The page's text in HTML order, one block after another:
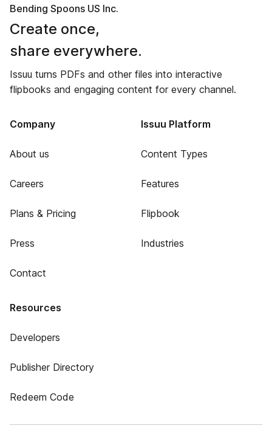
Bending Spoons US Inc.
Create once,
share everywhere.
Issuu turns PDFs and other files into interactive
flipbooks and engaging content for every channel.
Company
About us
Careers
Plans & Pricing
Press
Contact
Issuu Platform
Content Types
Features
Flipbook
Industries
Resources
Developers
Publisher Directory
Redeem Code